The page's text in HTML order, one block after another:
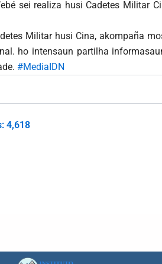
sei realiza husi Cadetes Militar
Militar husi Cina, akompaña
ho intensaun partilha
#MediaIDN
4,618